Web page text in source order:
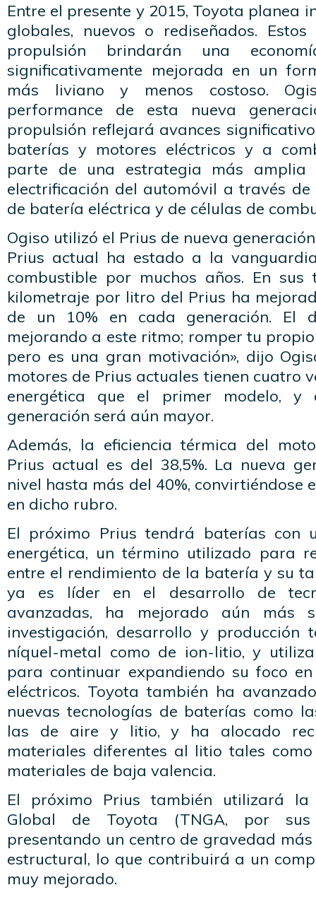
Entre el presente y 2015, Toyota planea
globales, nuevos o rediseñados.
propulsión brindarán una
significativamente mejorada en un
más liviano y menos costoso.
performance de esta nueva
propulsión reflejará avances
baterías y motores eléctricos y a
parte de una estrategia más
electrificación del automóvil a través
de batería eléctrica y de células de
Ogiso utilizó el Prius de nueva
Prius actual ha estado a la
combustible por muchos años. En sus
kilometraje por litro del Prius ha
de un 10% en cada generación. El
mejorando a este ritmo; romper tu
pero es una gran motivación», dijo
motores de Prius actuales tienen cuatro
energética que el primer modelo,
generación será aún mayor.
Además, la eficiencia térmica del
Prius actual es del 38,5%. La nueva
nivel hasta más del 40%, convirtiéndose
en dicho rubro.
El próximo Prius tendrá baterías con
energética, un término utilizado para
entre el rendimiento de la batería y su
ya es líder en el desarrollo de
avanzadas, ha mejorado aún más
investigación, desarrollo y producción
níquel-metal como de ion-litio, y
para continuar expandiendo su foco
eléctricos. Toyota también ha
nuevas tecnologías de baterías como
las de aire y litio, y ha alocado
materiales diferentes al litio tales
materiales de baja valencia.
El próximo Prius también utilizará la
Global de Toyota (TNGA, por
presentando un centro de gravedad
estructural, lo que contribuirá a un
muy mejorado.